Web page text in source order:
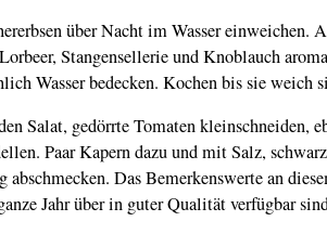
über Nacht im Wasser einweichen.
Stangensellerie und Knoblauch
Wasser bedecken. Kochen bis sie weich
Salat, gedörrte Tomaten kleinschneiden,
Paar Kapern dazu und mit Salz,
abschmecken. Das Bemerkenswerte an
Jahr über in guter Qualität verfügbar